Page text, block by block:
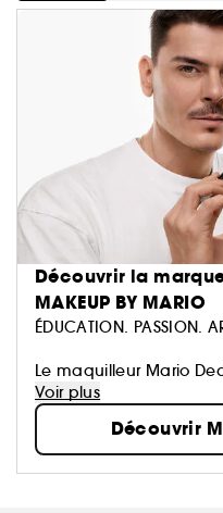
Découvrir la
MAKEUP BY MARIO
ÉDUCATION. PASSION.
Le maquilleur Mario
version la plus parfaite
individu. De l'éducation
passant par
clientèle mondiale,
certaines des
Voir plus
Découvrir